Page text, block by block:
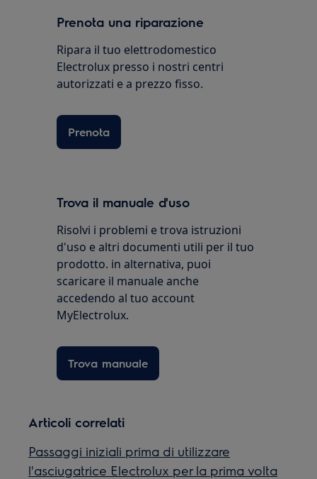
Prenota una riparazione
Ripara il tuo elettrodomestico
Electrolux presso i nostri centri
autorizzati e a prezzo fisso.
Prenota
Trova il manuale d'uso
Risolvi i problemi e trova istruzioni
d'uso e altri documenti utili per il tuo
prodotto. in alternativa, puoi
scaricare il manuale anche
accedendo al tuo account
MyElectrolux.
Trova manuale
Articoli correlati
Passaggi iniziali prima di utilizzare
l'asciugatrice Electrolux per la prima volta